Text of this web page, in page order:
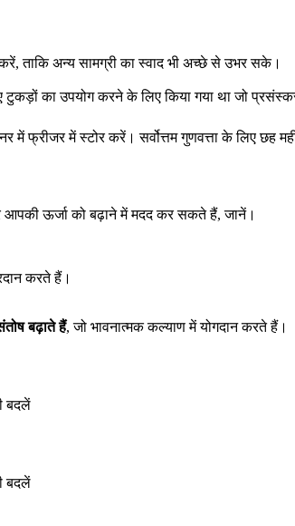
ताकि अन्य सामग्री का स्वाद भी अच्छे से उभर सके।
का उपयोग करने के लिए किया गया था जो
फ्रीजर में स्टोर करें। सर्वोत्तम गुणवत्ता के लिए छह
ऊर्जा को बढ़ाने में मदद कर सकते हैं, जानें।
करते हैं।
बढ़ाते हैं, जो भावनात्मक कल्याण में योगदान करते हैं।
बदलें
बदलें